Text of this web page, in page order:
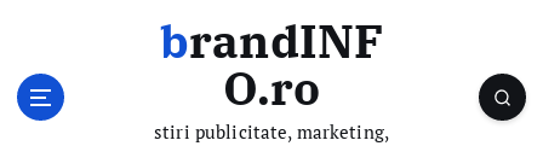
brandINF
O.ro
stiri publicitate, marketing,